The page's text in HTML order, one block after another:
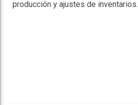
producción y ajustes de inventarios.